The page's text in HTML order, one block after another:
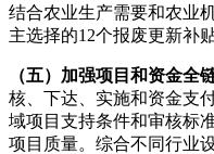
结合农业生产需要和农业
主选择的12个报废更新补
（五）加强项目和资金全
核、下达、实施和资金支
域项目支持条件和审核标
项目质量。综合不同行业